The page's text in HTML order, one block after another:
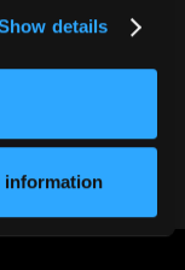
details
information